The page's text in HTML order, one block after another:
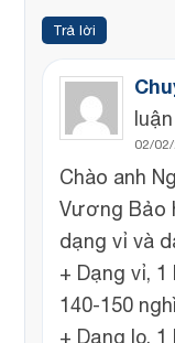
Trả lời
luận
02/
Chào anh
Vương Bảo
dạng vỉ và
+ Dạng vỉ,
140-150
+ Dạng lọ,